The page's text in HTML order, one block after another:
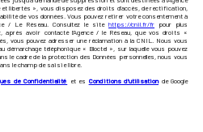
libertés », vous disposez des droits d’accès, de rectification,
de vos données. Vous pouvez retirer votre consentement à
/ Le Réseau. Consultez le site https://cnil.fr/fr pour plus
avoir contacté l'Agence / le Réseau, que vos droits «
vous pouvez adresser une réclamation à la CNIL. Nous vous
démarchage téléphonique « Bloctel », sur laquelle vous pouvez
le cadre de la protection des Données personnelles, nous vous
le champ de saisie libre.
de Confidentialité et es Conditions d'utilisationde Google